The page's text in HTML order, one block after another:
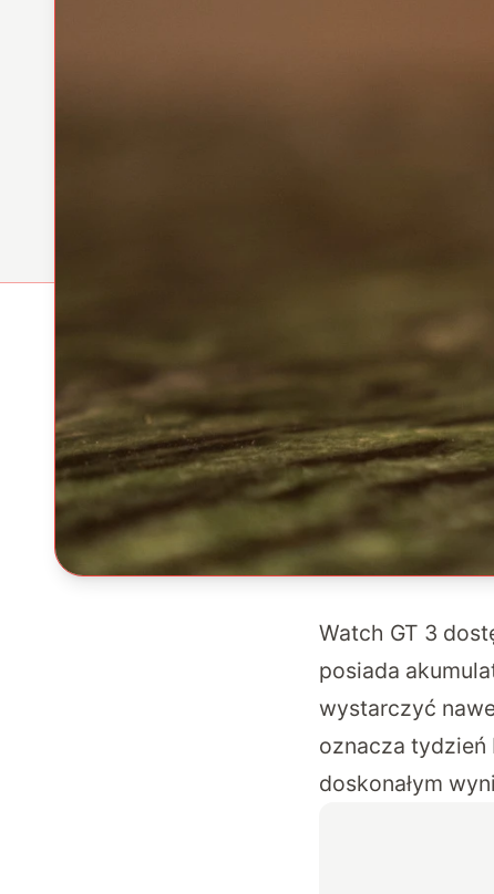
Watch GT 3
posiada
wystarczyć
oznacza tydzień
doskonałym